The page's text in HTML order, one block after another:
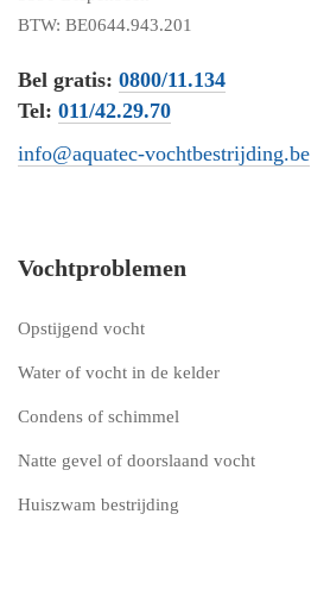
BTW: BE0644.943.201
Bel gratis: 0800/11.134
Tel: 011/42.29.70
info@aquatec-vochtbestrijding.be
Vochtproblemen
Opstijgend vocht
Water of vocht in de kelder
Condens of schimmel
Natte gevel of doorslaand vocht
Huiszwam bestrijding